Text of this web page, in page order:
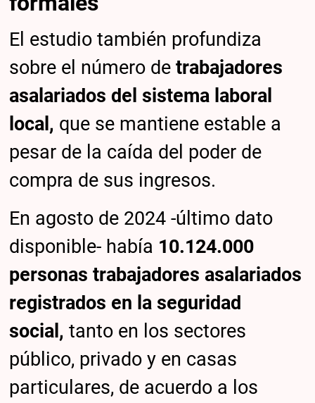
El estudio también profundiza
sobre el número detrabajadores
asalariados del sistema laboral
local, que se mantiene estable a
pesar de la caída del poder de
compra de sus ingresos.
En agosto de 2024 -último dato
disponible- había 10.124.000
personas trabajadores asalariados
registrados en la seguridad
social, tanto en los sectores
público, privado y en casas
particulares, de acuerdo a los